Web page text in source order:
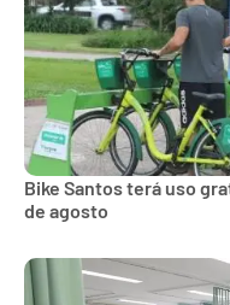
Bike Santos terá uso
de agosto